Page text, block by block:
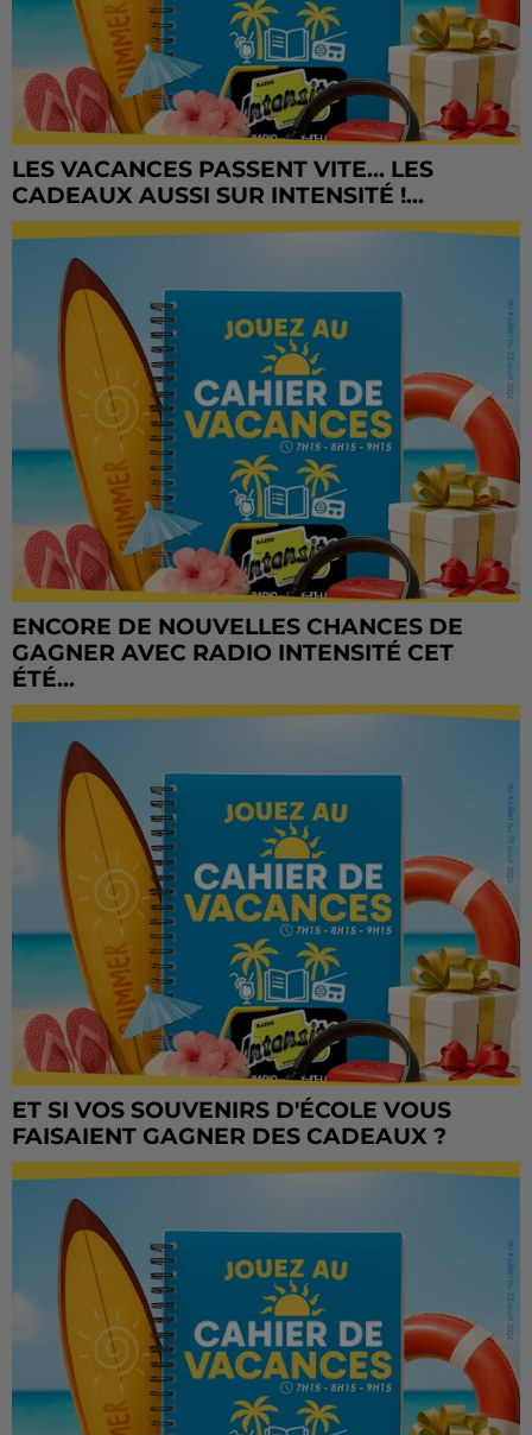
LES VACANCES PASSENT VITE... LES
CADEAUX AUSSI SUR INTENSITÉ !...
ENCORE DE NOUVELLES CHANCES DE
GAGNER AVEC RADIO INTENSITÉ CET
ÉTÉ...
ET SI VOS SOUVENIRS D'ÉCOLE VOUS
FAISAIENT GAGNER DES CADEAUX ?